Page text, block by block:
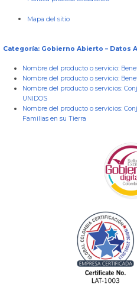
Mapa del sitio
Categoría: Gobierno Abierto – Datos
Nombre del producto o servicio:
Nombre del producto o servicio:
Nombre del producto o servicios:
UNIDOS
Nombre del producto o servicios:
Familias en su Tierra